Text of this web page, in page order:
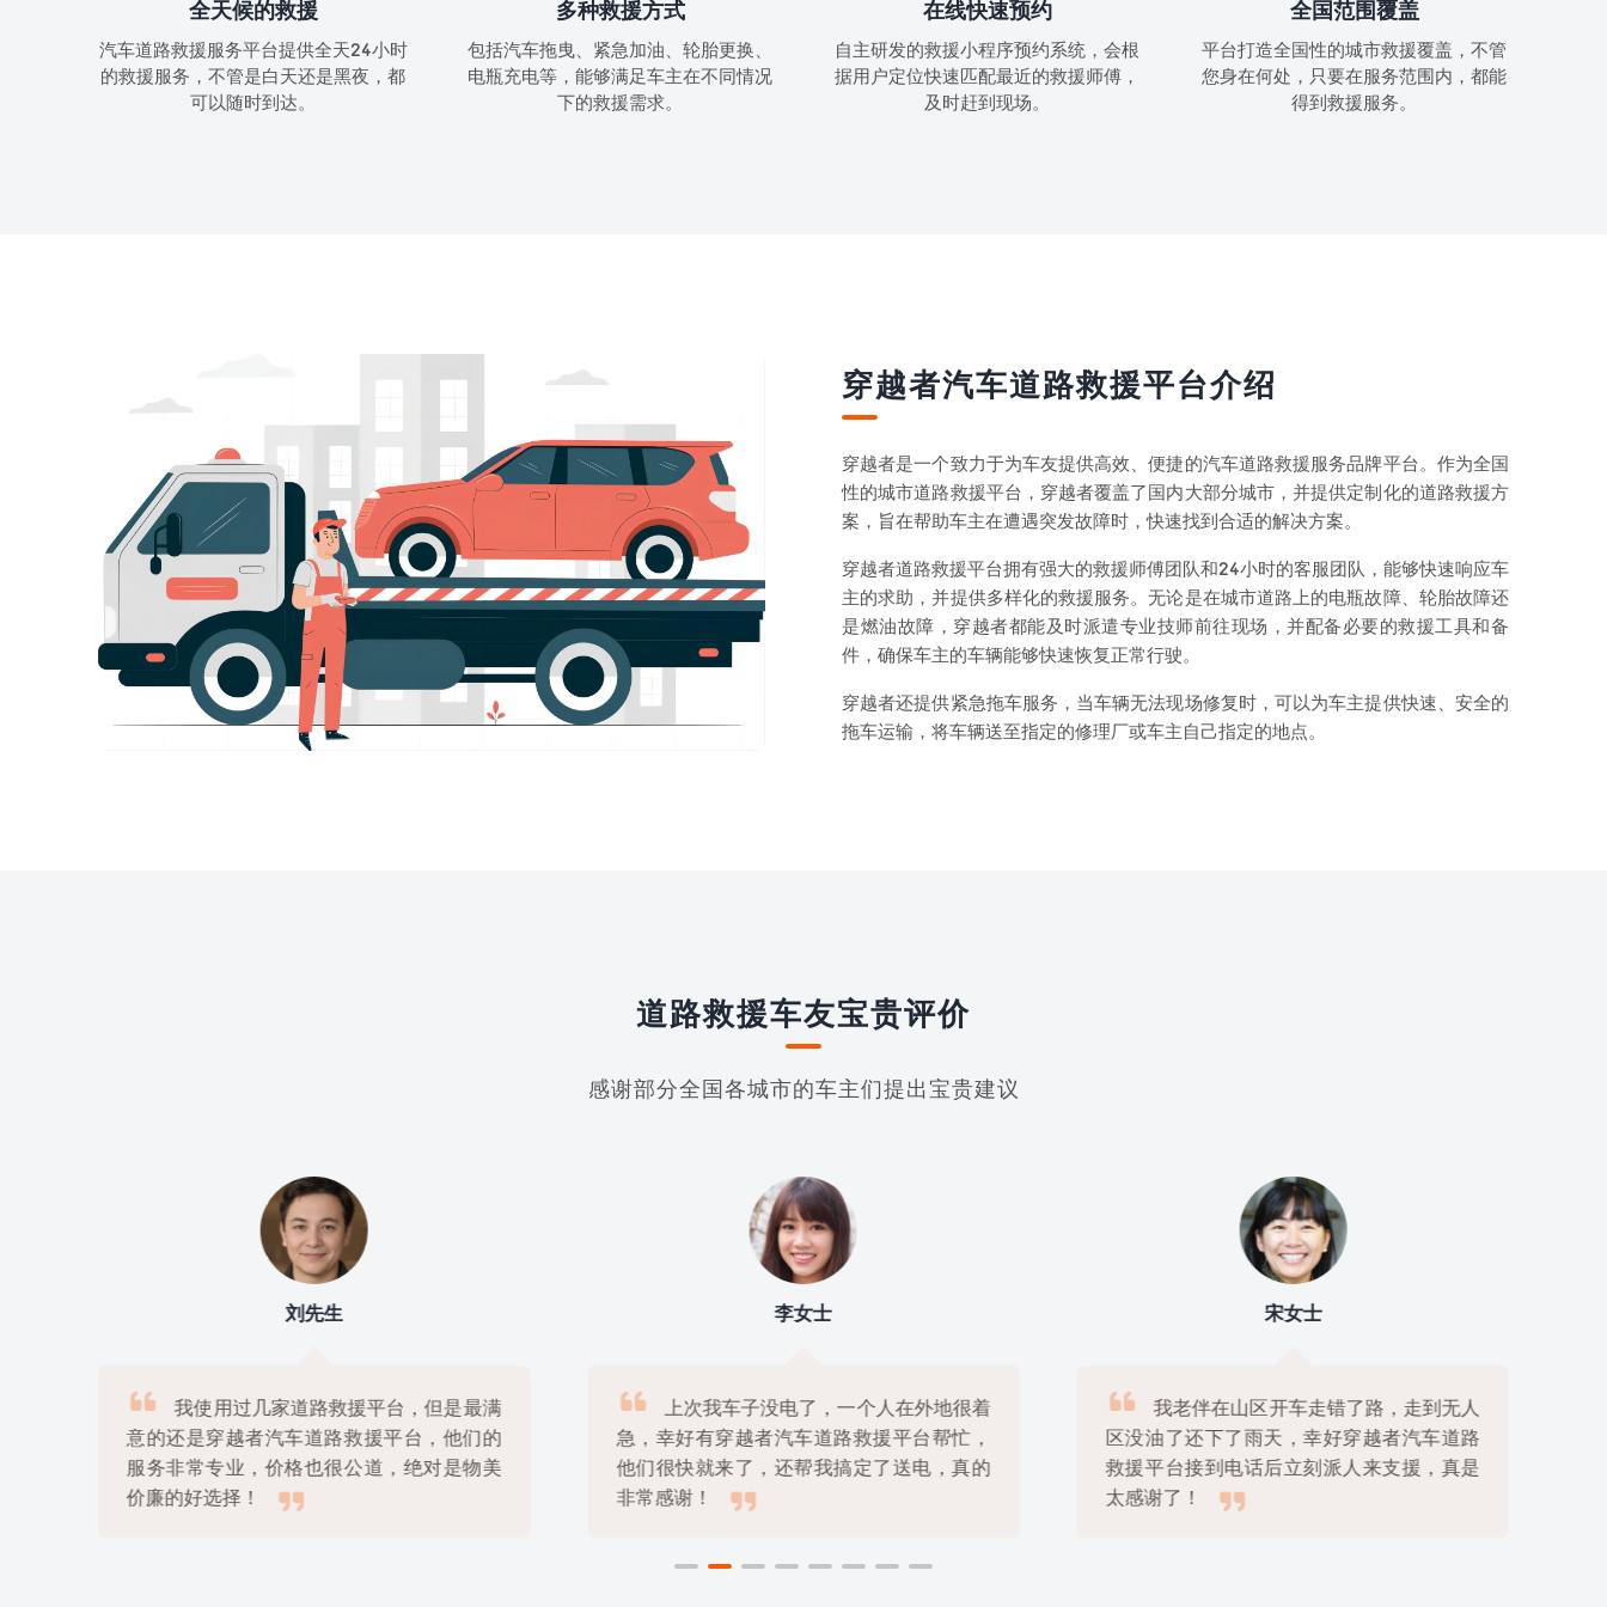
全天候的救援
汽车道路救援服务平台提供全天24小时
的救援服务，不管是白天还是黑夜，都
可以随时到达。
多种救援方式
包括汽车拖曳、紧急加油、轮胎更换、
电瓶充电等，能够满足车主在不同情况
下的救援需求。
在线快速预约
自主研发的救援小程序预约系统，会根
据用户定位快速匹配最近的救援师傅，
及时赶到现场。
全国范围覆盖
平台打造全国性的城市救援覆盖，不管
您身在何处，只要在服务范围内，都能
得到救援服务。
穿越者汽车道路救援平台介绍
穿越者是一个致力于为车友提供高效、便捷的汽车道路救援服务品牌平台。作为全国
性的城市道路救援平台，穿越者覆盖了国内大部分城市，并提供定制化的道路救援方
案，旨在帮助车主在遭遇突发故障时，快速找到合适的解决方案。
穿越者道路救援平台拥有强大的救援师傅团队和24小时的客服团队，能够快速响应车
主的求助，并提供多样化的救援服务。无论是在城市道路上的电瓶故障、轮胎故障还
是燃油故障，穿越者都能及时派遣专业技师前往现场，并配备必要的救援工具和备
件，确保车主的车辆能够快速恢复正常行驶。
穿越者还提供紧急拖车服务，当车辆无法现场修复时，可以为车主提供快速、安全的
拖车运输，将车辆送至指定的修理厂或车主自己指定的地点。
道路救援车友宝贵评价
感谢部分全国各城市的车主们提出宝贵建议
刘先生

我使用过几家道路救援平台，但是最满
意的还是穿越者汽车道路救援平台，他们的
服务非常专业，价格也很公道，绝对是物美
价廉的好选择！

李女士

上次我车子没电了，一个人在外地很着
急，幸好有穿越者汽车道路救援平台帮忙，
他们很快就来了，还帮我搞定了送电，真的
非常感谢！

宋女士

我老伴在山区开车走错了路，走到无人
区没油了还下了雨天，幸好穿越者汽车道路
救援平台接到电话后立刻派人来支援，真是
太感谢了！
